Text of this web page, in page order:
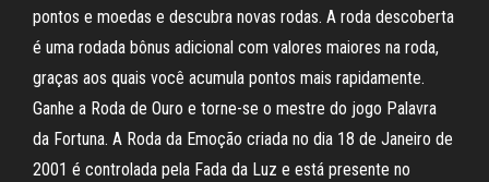
pontos e moedas e descubra novas rodas. A roda descoberta
é uma rodada bônus adicional com valores maiores na roda,
graças aos quais você acumula pontos mais rapidamente.
Ganhe a Roda de Ouro e torne-se o mestre do jogo Palavra
da Fortuna. A Roda da Emoção criada no dia 18 de Janeiro de
2001 é controlada pela Fada da Luz e está presente no